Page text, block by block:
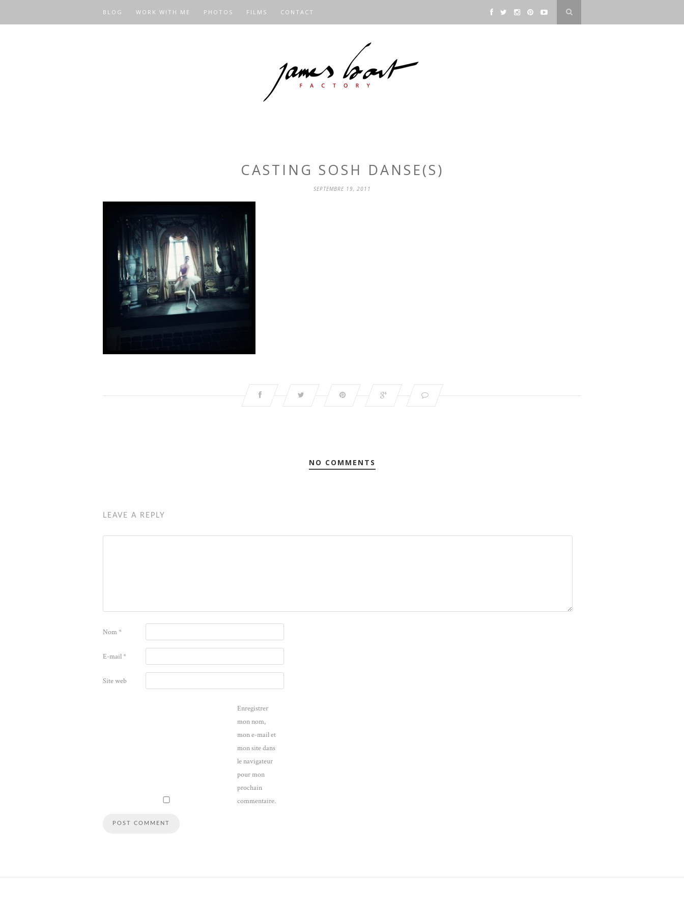
BLOG WORK WITH ME PHOTOS FILMS CONTACT
CASTING SOSH DANSE(S)
SEPTEMBRE 19, 2011
NO COMMENTS
LEAVE A REPLY
Nom*
E-mail*
Site web
Enregistrer
mon nom,
mon e-mail et
mon site dans
le navigateur
pour mon
prochain
commentaire.